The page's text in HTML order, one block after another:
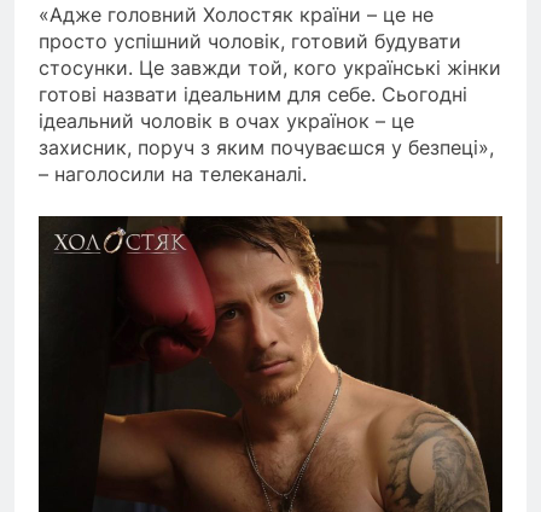
«Адже головний Холостяк країни – це не
просто успішний чоловік, готовий будувати
стосунки. Це завжди той, кого українські жінки
готові назвати ідеальним для себе. Сьогодні
ідеальний чоловік в очах українок – це
захисник, поруч з яким почуваєшся у безпеці»,
– наголосили на телеканалі.